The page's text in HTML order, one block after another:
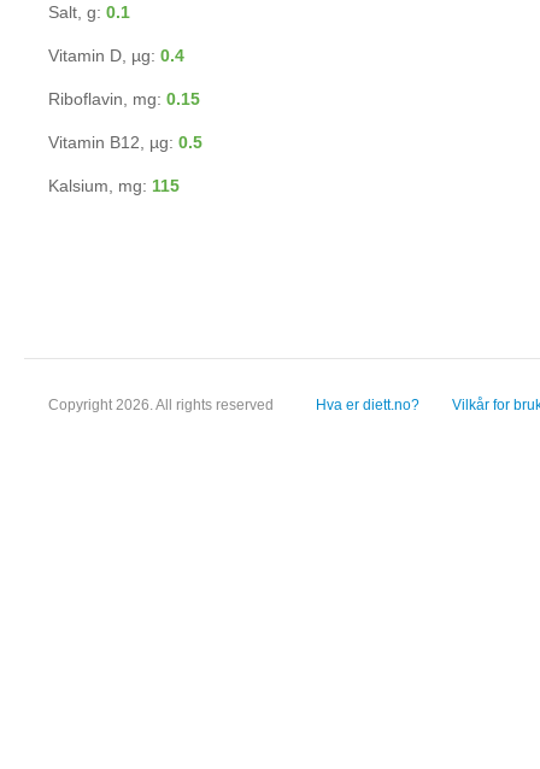
Salt, g: 0.1
Vitamin D, µg: 0.4
Riboflavin, mg: 0.15
Vitamin B12, µg: 0.5
Kalsium, mg: 115
Copyright 2026. All rights reserved Hva er diett.no? Vilkår for